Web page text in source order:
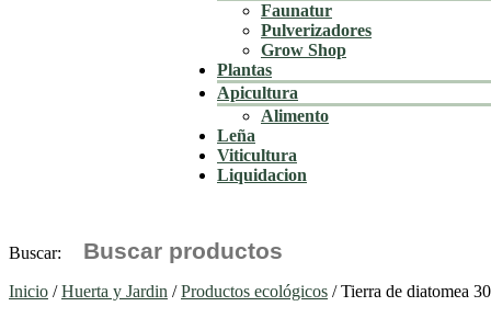
Faunatur
Pulverizadores
Grow Shop
Plantas
Apicultura
Alimento
Leña
Viticultura
Liquidacion
Buscar:
Inicio /Huerta y Jardin /Productos ecológicos / Tierra de diatomea